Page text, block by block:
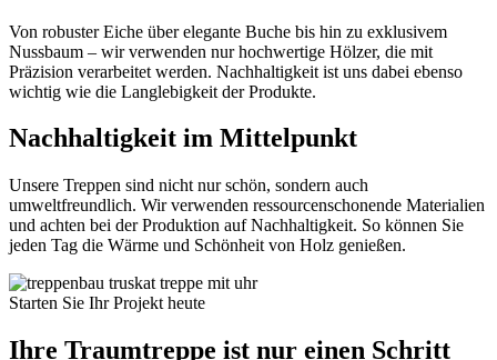
Von robuster Eiche über elegante Buche bis hin zu exklusivem
Nussbaum – wir verwenden nur hochwertige Hölzer, die mit
Präzision verarbeitet werden. Nachhaltigkeit ist uns dabei ebenso
wichtig wie die Langlebigkeit der Produkte.
Nachhaltigkeit im Mittelpunkt
Unsere Treppen sind nicht nur schön, sondern auch
umweltfreundlich. Wir verwenden ressourcenschonende Materialien
und achten bei der Produktion auf Nachhaltigkeit. So können Sie
jeden Tag die Wärme und Schönheit von Holz genießen.
Starten Sie Ihr Projekt heute
Ihre Traumtreppe ist nur einen Schritt